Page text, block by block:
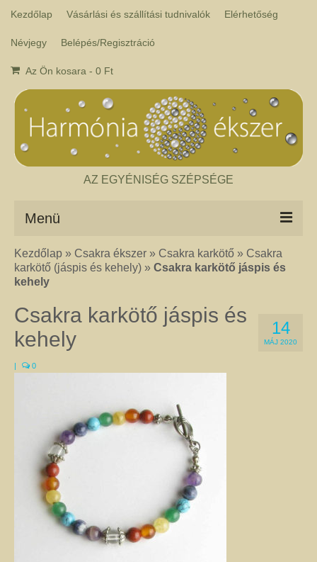
Kezdőlap Vásárlási és szállítási tudnivalók Elérhetőség
Névjegy Belépés/Regisztráció
Az Ön kosara - 0 Ft
AZ EGYÉNISÉG SZÉPSÉGE
Menü
Csakra ékszer
A kézműves csakra ékszer ásványai tulajdonképpen gyógyító kövek, amelyek
a népi hagyományok szerint segítik a csakrák harmónikus működését. Az
határozza meg, hogy melyik csakrához rendeljük. Így lehetséges az, hogy pl.
a Gyökércsakra harmonizálásához a gránátot és a vörös jáspist egyaránt
használják. Ugyanez a helyzet az Erőcsakrával, amelyre a megfigyelések
vannak kivételek, amikor az adott csakrához két különböző kő is kapcsolható.
Féldrágakő ékszer
Ezen az oldalon csak olyan egyedi kézműves féldrágakő ékszer található,
amelyet valódi ásványok, féldrágakövek, illetve kristályok felhasználásával
készítettem. Az ékszerek megalkotása során a színek és a formák
kombinációjával igyekeztem egyedi összhatást elérni.
A nyakláncok, medálok, karkötők, fülbevalók harmonizálnak viselőik színes,
különleges egyéniségével, és még a legegyszerűbb ruhát is feldobják. Az
ékszerek alapanyagául szolgáló ásványokról úgy tartják, hogy gyógyító
kövek, és mint ilyenek, jótékony hatással lehetnek a testre és a lélekre. Az
Kezdőlap » Csakra ékszer » Csakra karkötő » Csakra
karkötő (jáspis és kehely) » Csakra karkötő jáspis és
kehely
14
MÁJ 2020
Csakra karkötő jáspis és
kehely
0